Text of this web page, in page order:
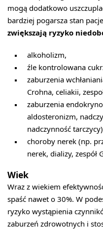
mogą dodatkowo
bardziej pogarsza stan
zwiększają ryzyko
alkoholizm,
źle kontrolowana
zaburzenia
Crohna, celiakii,
zaburzenia
aldosteronizm,
nadczynność tarczycy),
choroby nerek (np.
nerek, dializy, zespół
Wiek
Wraz z wiekiem
spaść nawet o 30%. W
ryzyko wystąpienia
zaburzeń zdrowotnych i